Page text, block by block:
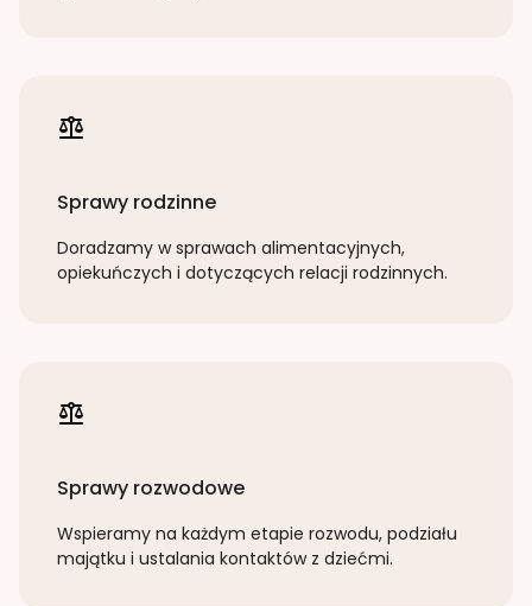
Sprawy rodzinne
Doradzamy w sprawach alimentacyjnych,
opiekuńczych i dotyczących relacji rodzinnych.
Sprawy rozwodowe
Wspieramy na każdym etapie rozwodu, podziału
majątku i ustalania kontaktów z dziećmi.